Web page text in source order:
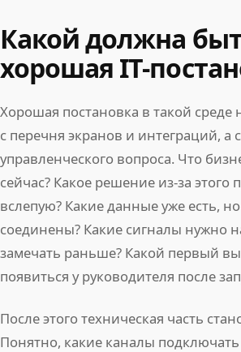
Какой должна
хорошая IT-
Хорошая постановка в такой среде
с перечня экранов и интеграций, а с
управленческого вопроса. Что
сейчас? Какое решение из-за этого
вслепую? Какие данные уже есть,
соединены? Какие сигналы нужно
замечать раньше? Какой первый
появиться у руководителя после
После этого техническая часть
Понятно, какие каналы